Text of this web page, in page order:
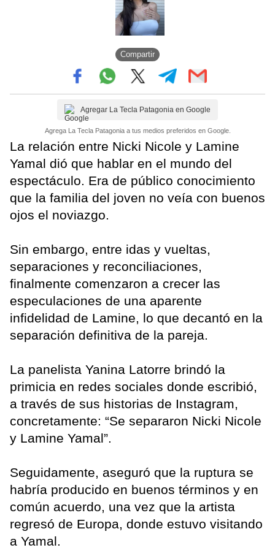
Compartir
Agregar La Tecla Patagonia en Google
Agrega La Tecla Patagonia a tus medios preferidos en Google.
La relación entre Nicki Nicole y Lamine
Yamal dió que hablar en el mundo del
espectáculo. Era de público conocimiento
que la familia del joven no veía con buenos
ojos el noviazgo.
Sin embargo, entre idas y vueltas,
separaciones y reconciliaciones,
finalmente comenzaron a crecer las
especulaciones de una aparente
infidelidad de Lamine, lo que decantó en la
separación definitiva de la pareja.
La panelista Yanina Latorre brindó la
primicia en redes sociales donde escribió,
a través de sus historias de Instagram,
concretamente: “Se separaron Nicki Nicole
y Lamine Yamal”.
Seguidamente, aseguró que la ruptura se
habría producido en buenos términos y en
común acuerdo, una vez que la artista
regresó de Europa, donde estuvo visitando
a Yamal.